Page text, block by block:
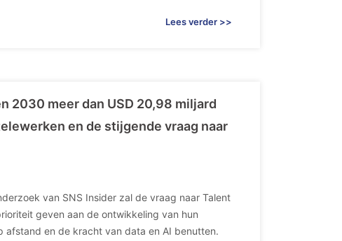
Lees verder >>
2030 meer dan USD 20,98 miljard
en de stijgende vraag naar
van SNS Insider zal de vraag naar Talent
geven aan de ontwikkeling van hun
afstand en de kracht van data en AI benutten.